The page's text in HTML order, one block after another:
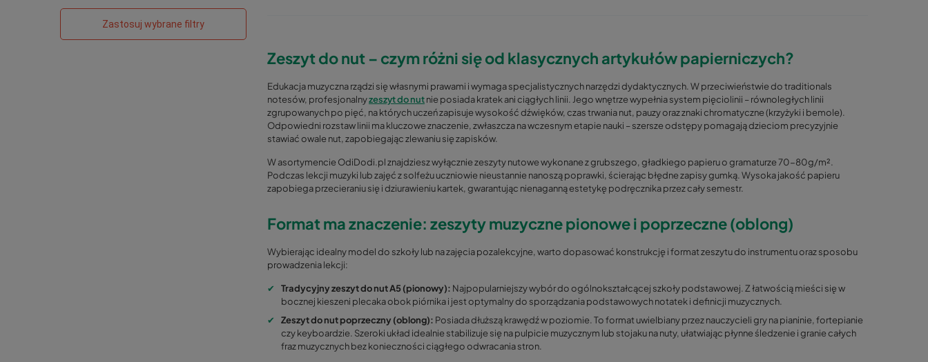
Zastosuj wybrane filtry
Zeszyt do nut – czym różni się od klasycznych artykułów papierniczych?
Edukacja muzyczna rządzi się własnymi prawami i wymaga specjalistycznych narzędzi dydaktycznych. W przeciwieństwie do traditionals
notesów, profesjonalnyzeszyt do nutnie posiada kratek ani ciągłych linii. Jego wnętrze wypełnia system pięciolinii – równoległych linii
zgrupowanych po pięć, na których uczeń zapisuje wysokość dźwięków, czas trwania nut, pauzy oraz znaki chromatyczne (krzyżyki i bemole).
Odpowiedni rozstaw linii ma kluczowe znaczenie, zwłaszcza na wczesnym etapie nauki – szersze odstępy pomagają dzieciom precyzyjnie
stawiać owale nut, zapobiegając zlewaniu się zapisków.
W asortymencie OdiDodi.pl znajdziesz wyłącznie zeszyty nutowe wykonane z grubszego, gładkiego papieru o gramaturze 70-80g/m².
Podczas lekcji muzyki lub zajęć z solfeżu uczniowie nieustannie nanoszą poprawki, ścierając błędne zapisy gumką. Wysoka jakość papieru
zapobiega przecieraniu się i dziurawieniu kartek, gwarantując nienaganną estetykę podręcznika przez cały semestr.
Format ma znaczenie: zeszyty muzyczne pionowe i poprzeczne (oblong)
Wybierając idealny model do szkoły lub na zajęcia pozalekcyjne, warto dopasować konstrukcję i format zeszytu do instrumentu oraz sposobu
prowadzenia lekcji:
✔ Tradycyjny zeszyt do nut A5 (pionowy): Najpopularniejszy wybór do ogólnokształcącej szkoły podstawowej. Z łatwością mieści się w
bocznej kieszeni plecaka obok piórnika i jest optymalny do sporządzania podstawowych notatek i definicji muzycznych.
✔
Zeszyt do nut poprzeczny (oblong): Posiada dłuższą krawędź w poziomie. To format uwielbiany przez nauczycieli gry na pianinie, fortepianie
czy keyboardzie. Szeroki układ idealnie stabilizuje się na pulpicie muzycznym lub stojaku na nuty, ułatwiając płynne śledzenie i granie całych
fraz muzycznych bez konieczności ciągłego odwracania stron.